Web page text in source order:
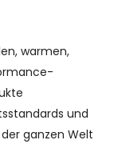
warmen,
und
ganzen Welt